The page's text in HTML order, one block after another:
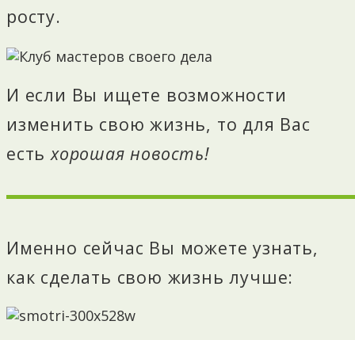
росту.
И если Вы ищете возможности
изменить свою жизнь, то для Вас
естьхорошая новость!
Именно сейчас Вы можете узнать,
как сделать свою жизнь лучше: